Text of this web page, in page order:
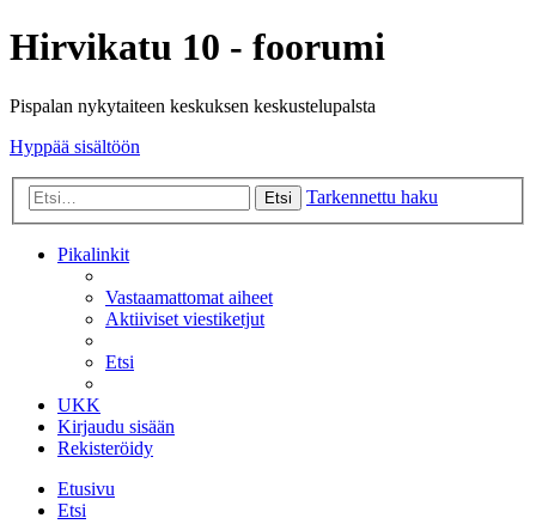
Hirvikatu 10 - foorumi
Pispalan nykytaiteen keskuksen keskustelupalsta
Hyppää sisältöön
Etsi Tarkennettu haku
Pikalinkit
Vastaamattomat aiheet
Aktiiviset viestiketjut
Etsi
UKK
Kirjaudu sisään
Rekisteröidy
Etusivu
Etsi